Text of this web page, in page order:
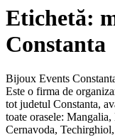
Etichetă:
Constanta
Bijoux Events
Este o firma de
tot judetul Constanta,
toate orasele:
Cernavoda,